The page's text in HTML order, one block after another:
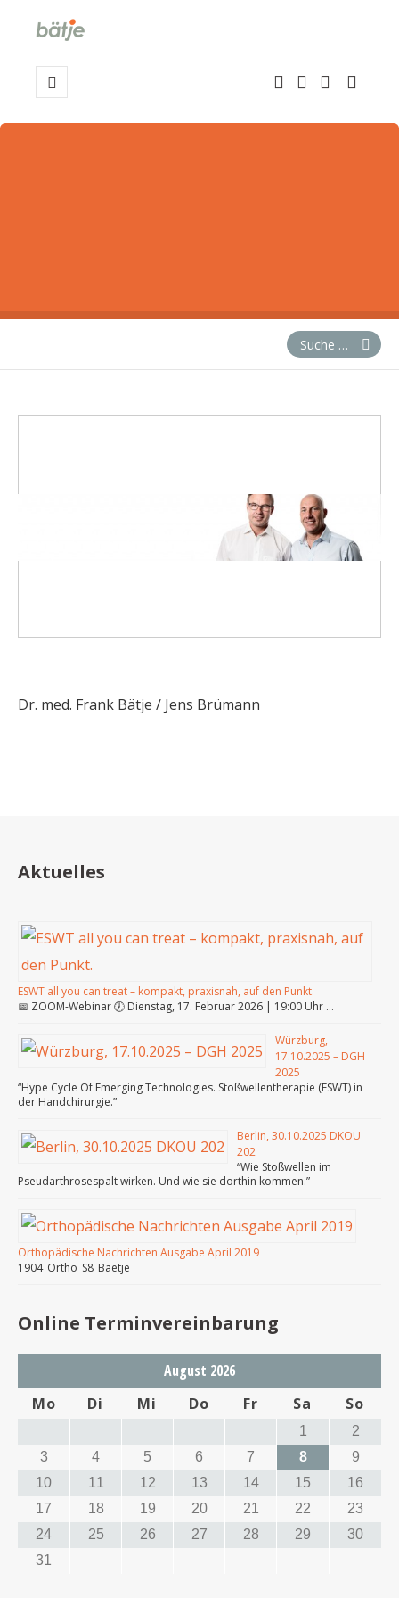
Dr. med. Frank Bätje / Jens Brümann
Aktuelles
ESWT all you can treat – kompakt, praxisnah, auf den Punkt.
📅 ZOOM-Webinar 🕖 Dienstag, 17. Februar 2026 | 19:00 Uhr …
Würzburg,
17.10.2025 – DGH
2025
“Hype Cycle Of Emerging Technologies. Stoßwellentherapie (ESWT) in
der Handchirurgie.”
Berlin, 30.10.2025 DKOU
202
“Wie Stoßwellen im
Pseudarthrosespalt wirken. Und wie sie dorthin kommen.”
Orthopädische Nachrichten Ausgabe April 2019
1904_Ortho_S8_Baetje
Online Terminvereinbarung
August 2026
Mo
Di Mi Do Fr Sa So
1
2
3
4 5 6 7 8
9
10
11 12 13 14 15
16
17
18 19 20 21 22
23
24
25 26 27 28 29
30
31